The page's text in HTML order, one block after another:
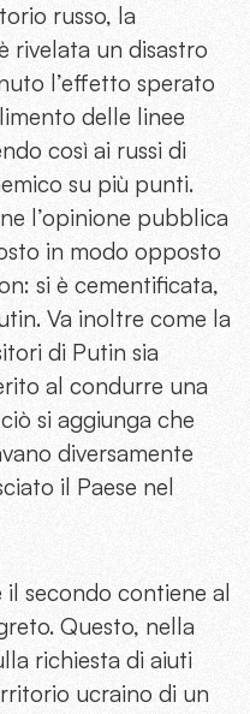
russo, la
rivelata un disastro
l’effetto sperato
delle linee
così ai russi di
su più punti.
l’opinione pubblica
in modo opposto
si è cementificata,
Va inoltre come la
di Putin sia
al condurre una
si aggiunga che
diversamente
il Paese nel
secondo contiene al
Questo, nella
richiesta di aiuti
ucraino di un